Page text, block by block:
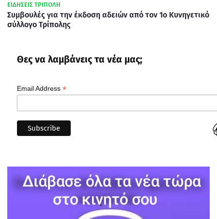
ΕΙΔΗΣΕΙΣ ΤΡΙΠΟΛΗ
Συμβουλές για την έκδοση αδειών από τον 1ο Κυνηγετικό
σύλλογο Τρίπολης
Θες να λαμβάνεις τα νέα μας;
Email Address *